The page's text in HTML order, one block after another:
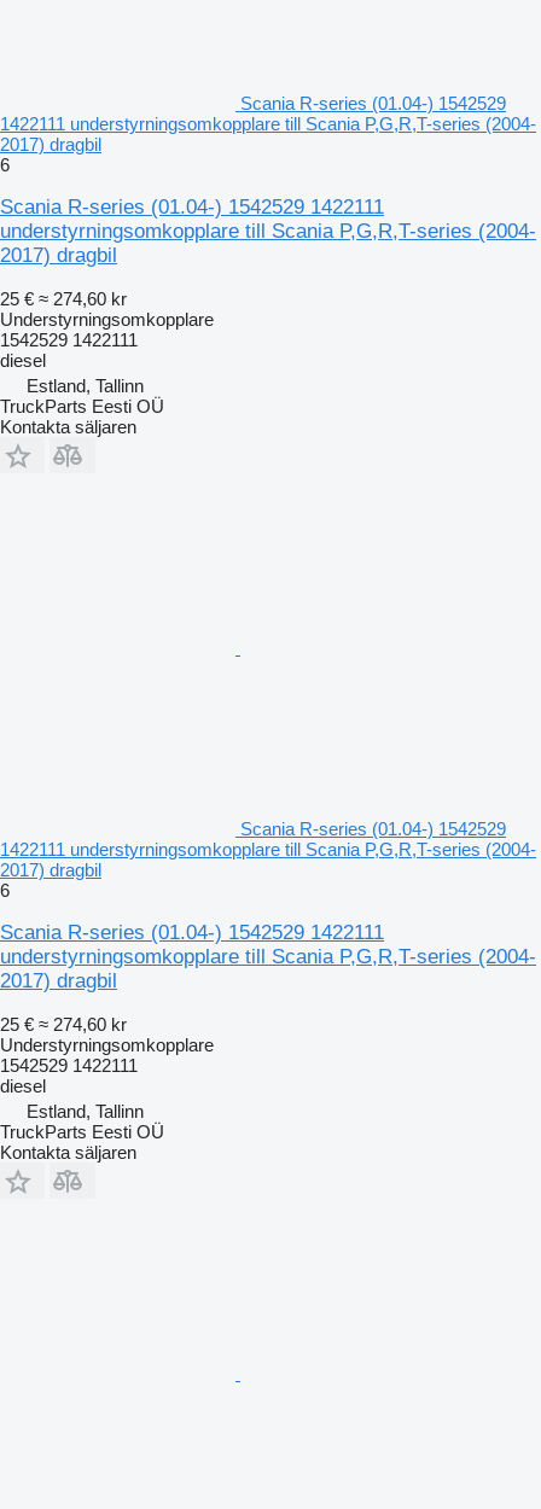
Scania R-series (01.04-) 1542529
1422111 understyrningsomkopplare till Scania P,G,R,T-series (2004-
2017) dragbil
6
Scania R-series (01.04-) 1542529 1422111
understyrningsomkopplare till Scania P,G,R,T-series (2004-
2017) dragbil
25 € ≈ 274,60 kr
Understyrningsomkopplare
1542529 1422111
diesel
Estland, Tallinn
TruckParts Eesti OÜ
Kontakta säljaren
Scania R-series (01.04-) 1542529
1422111 understyrningsomkopplare till Scania P,G,R,T-series (2004-
2017) dragbil
6
Scania R-series (01.04-) 1542529 1422111
understyrningsomkopplare till Scania P,G,R,T-series (2004-
2017) dragbil
25 € ≈ 274,60 kr
Understyrningsomkopplare
1542529 1422111
diesel
Estland, Tallinn
TruckParts Eesti OÜ
Kontakta säljaren